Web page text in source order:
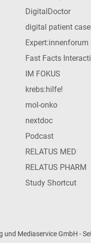
DigitalDoctor
digital patient
Expert:innenforum
Fast Facts
IM FOKUS
krebs:hilfe!
mol-onko
nextdoc
Podcast
RELATUS MED
RELATUS PHARM
Study Shortcut
Mediaservice GmbH -